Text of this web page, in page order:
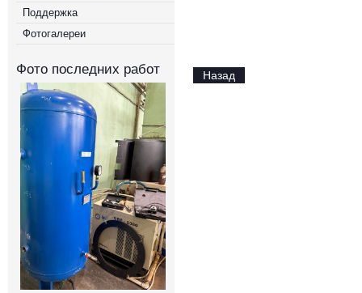
Поддержка
Фотогалереи
Фото последних работ Назад